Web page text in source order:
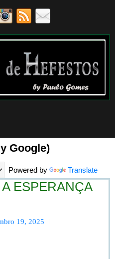
Google)
Powered by Translate
ESPERANÇA
19, 2025